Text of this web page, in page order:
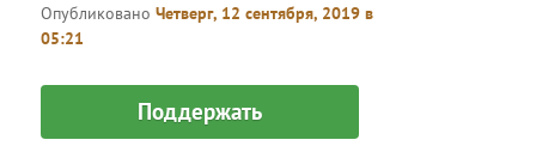
ОпубликованоЧетверг, 12 сентября, 2019 в
05:21
Поддержать